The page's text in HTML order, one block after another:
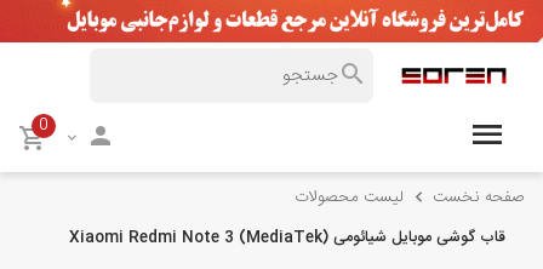
0
صفحه نخست لیست محصولات
قاب گوشی موبایل شیائومی Xiaomi Redmi Note 3 (MediaTek)